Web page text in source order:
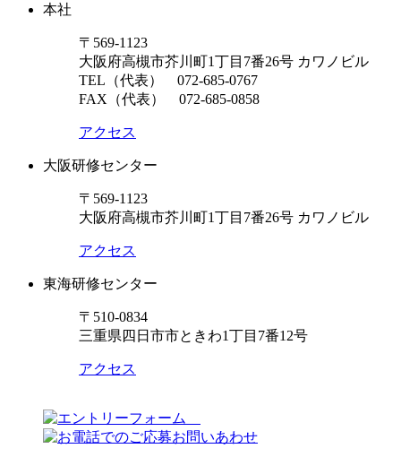
本社
〒569-1123
大阪府高槻市芥川町1丁目7番26号 カワノビル
TEL（代表） 072-685-0767
FAX（代表） 072-685-0858
アクセス
大阪研修センター
〒569-1123
大阪府高槻市芥川町1丁目7番26号 カワノビル
アクセス
東海研修センター
〒510-0834
三重県四日市市ときわ1丁目7番12号
アクセス